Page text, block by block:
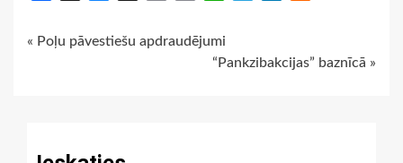
Continue
« Poļu pāvestiešu apdraudējumi
“Pankzibakcijas” baznīcā »